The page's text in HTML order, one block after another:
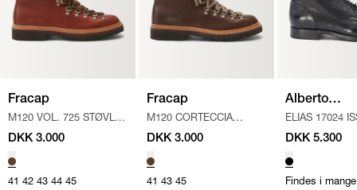
Fracap
M120 VOL. 725 STØVLE
MID BROWN
DKK 3.000
41 42 43 44 45
Fracap
M120 CORTECCIA
STØVLE / DARK BROWN
DKK 3.000
41 43 45
Alberto
Fasciani
ELIAS 17024
FR.10 / SORT
DKK 5.300
Findes i